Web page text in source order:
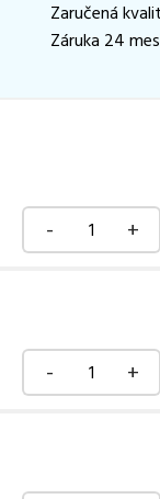
Zaručená
Záruka 24
- +
- +